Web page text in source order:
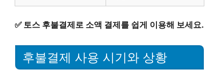
✅ 토스 후불결제로 소액 결제를 쉽게 이용해 보세요.
후불결제 사용 시기와 상황